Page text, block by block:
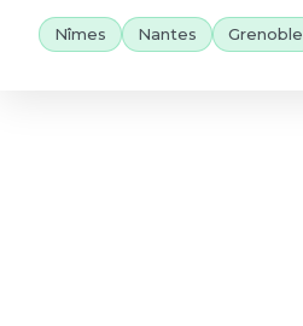
Nîmes Nantes Grenoble